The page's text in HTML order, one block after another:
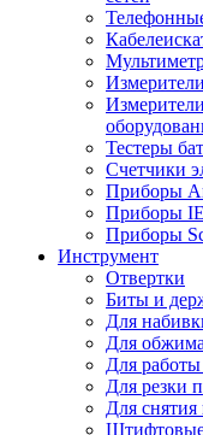
Тестеры
Счетчики
Приборы
Приборы
Приборы
Инструмент
Отвертки
Биты и
Для
Для
Для
Для резки
Для снятия